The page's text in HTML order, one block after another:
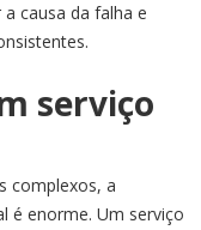
causa da falha e
serviço
complexos, a
é enorme. Um serviço